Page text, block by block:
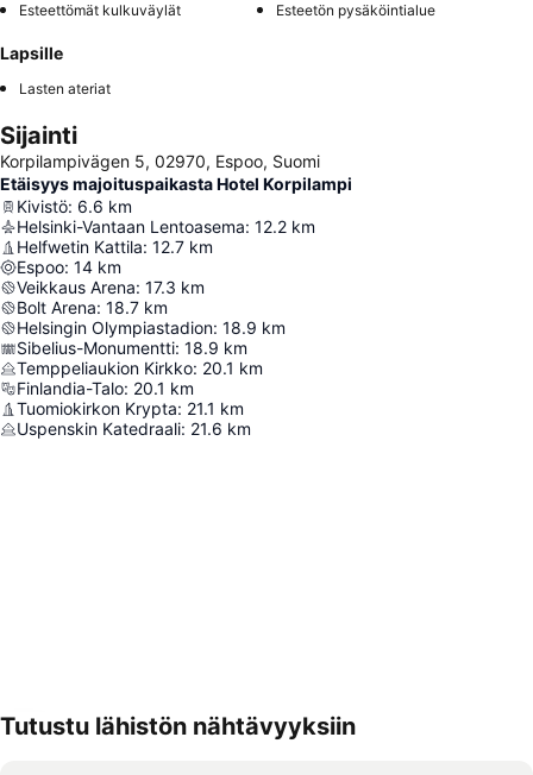
Esteettömät kulkuväylät Esteetön pysäköintialue
Lapsille
Lasten ateriat
Sijainti
Korpilampivägen 5, 02970, Espoo, Suomi
Etäisyys majoituspaikasta Hotel Korpilampi
Kivistö: 6.6 km
Helsinki-Vantaan Lentoasema: 12.2 km
Helfwetin Kattila: 12.7 km
Espoo: 14 km
Veikkaus Arena: 17.3 km
Bolt Arena: 18.7 km
Helsingin Olympiastadion: 18.9 km
Sibelius-Monumentti: 18.9 km
Temppeliaukion Kirkko: 20.1 km
Finlandia-Talo: 20.1 km
Tuomiokirkon Krypta: 21.1 km
Uspenskin Katedraali: 21.6 km
Tutustu lähistön nähtävyyksiin